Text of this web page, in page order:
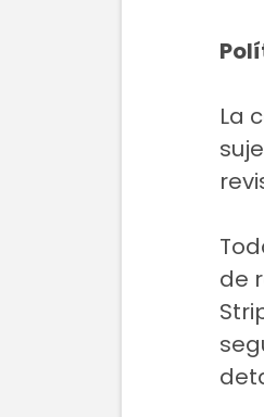
La
de